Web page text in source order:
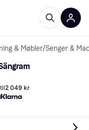
& Møbler/Senger &
til2 049 kr